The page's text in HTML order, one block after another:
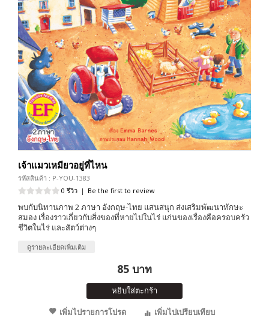
เจ้าแมวเหมียวอยู่ที่ไหน
รหัสสินค้า : P-YOU-1383
0 รีวิว | Be the first to review
พบกับนิทานภาพ 2 ภาษา อังกฤษ-ไทย แสนสนุก ส่งเสริมพัฒนาทักษะ
สมอง เรื่องราวเกี่ยวกับสิ่งของที่หายไปในไร่ แก่นของเรื่องคือครอบครัว
ชีวิตในไร่ และสัตว์ต่างๆ
ดูรายละเอียดเพิ่มเติม
85 บาท
หยิบใส่ตะกร้า
เพิ่มไปรายการโปรด
เพิ่มไปเปรียบเทียบ